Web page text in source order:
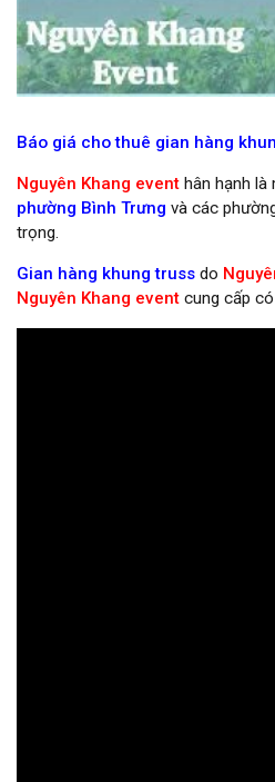
Báo giá cho thuê gian hàng
Nguyên Khang event hân hạnh
phường Bình Trưng và các
trọng.
Gian hàng khung truss do
Nguyên Khang event cung cấp